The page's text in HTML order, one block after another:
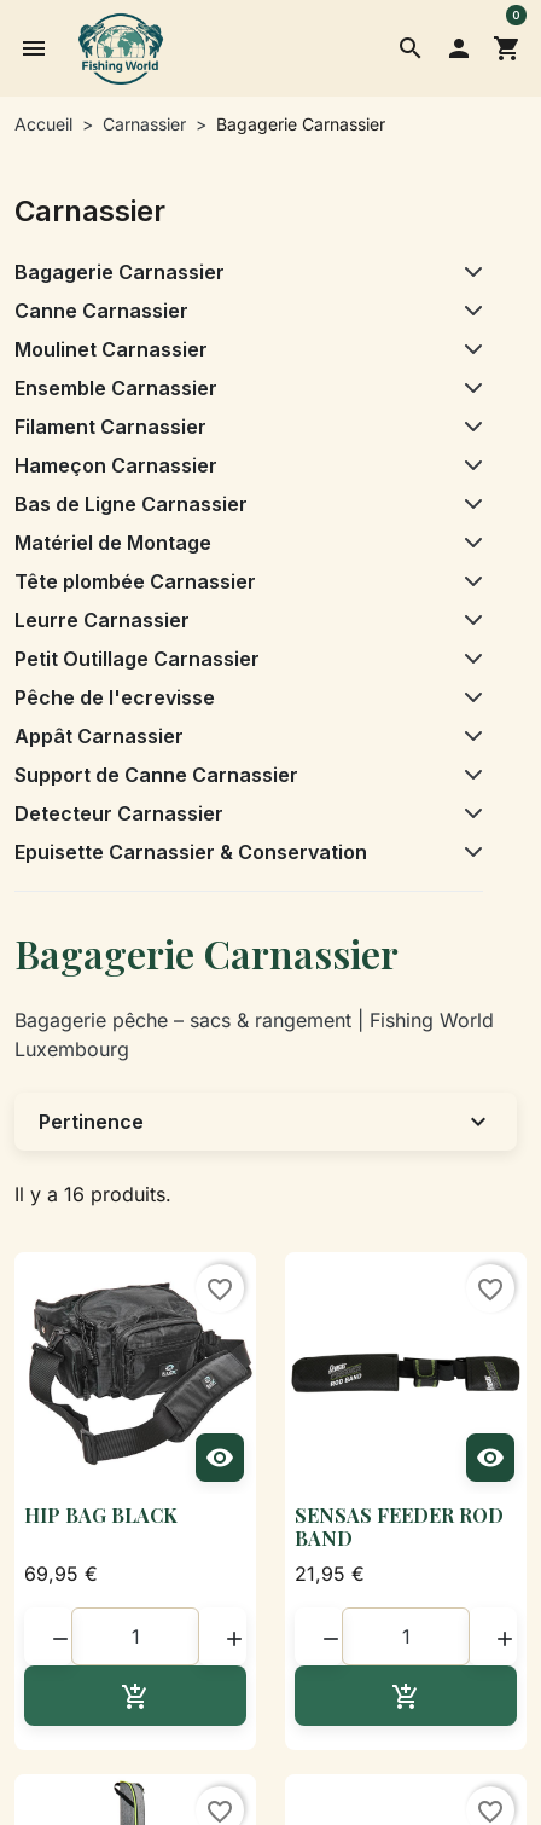
search
menu  shopping_cart
0
Accueil Carnassier Bagagerie Carnassier
Carnassier
Bagagerie Carnassier
Canne Carnassier
Moulinet Carnassier
Ensemble Carnassier
Filament Carnassier
Hameçon Carnassier
Bas de Ligne Carnassier
Matériel de Montage
Tête plombée Carnassier
Leurre Carnassier
Petit Outillage Carnassier
Pêche de l'ecrevisse
Appât Carnassier
Support de Canne Carnassier
Detecteur Carnassier
Epuisette Carnassier & Conservation
Bagagerie Carnassier
Bagagerie pêche – sacs & rangement | Fishing World
Luxembourg
Il y a 16 produits.
Pertinence expand_more

favorite_border
HIP BAG BLACK
69,95 €
 


favorite_border
SENSAS FEEDER ROD
BAND
21,95 €
 

favorite_border favorite_border